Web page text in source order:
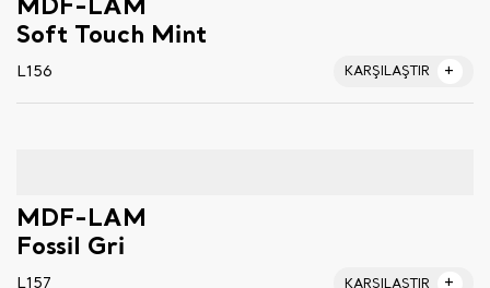
Soft Touch Mint
L156 KARŞILAŞTIR
MDF-LAM
Fossil Gri
L157 KARŞILAŞTIR